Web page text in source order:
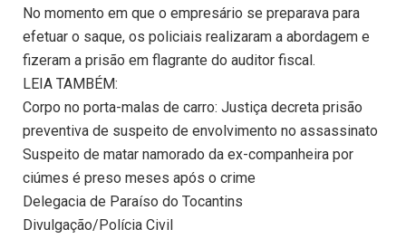
No momento em que o empresário se preparava para
efetuar o saque, os policiais realizaram a abordagem e
fizeram a prisão em flagrante do auditor fiscal.
LEIA TAMBÉM:
Corpo no porta-malas de carro: Justiça decreta prisão
preventiva de suspeito de envolvimento no assassinato
Suspeito de matar namorado da ex-companheira por
ciúmes é preso meses após o crime
Delegacia de Paraíso do Tocantins
Divulgação/Polícia Civil